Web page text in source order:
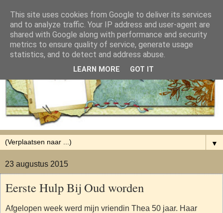
▼
23 augustus 2015
Eerste Hulp Bij Oud worden
Afgelopen week werd mijn vriendin Thea 50 jaar. Haar
This site uses cookies from Google to deliver its services
and to analyze traffic. Your IP address and user-agent are
shared with Google along with performance and security
metrics to ensure quality of service, generate usage
statistics, and to detect and address abuse.
LEARN MORE GOT IT